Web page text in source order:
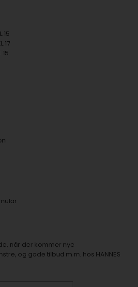
15
17
15
når der kommer nye
og gode tilbud m.m. hos HANNES